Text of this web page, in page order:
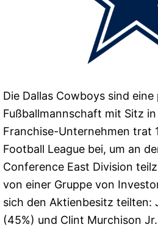
Die Dallas Cowboys sind
Fußballmannschaft mit Sitz
Franchise-Unternehmen trat
Football League bei, um an
Conference East Division
von einer Gruppe von
sich den Aktienbesitz teilten:
(45%) und Clint Murchison